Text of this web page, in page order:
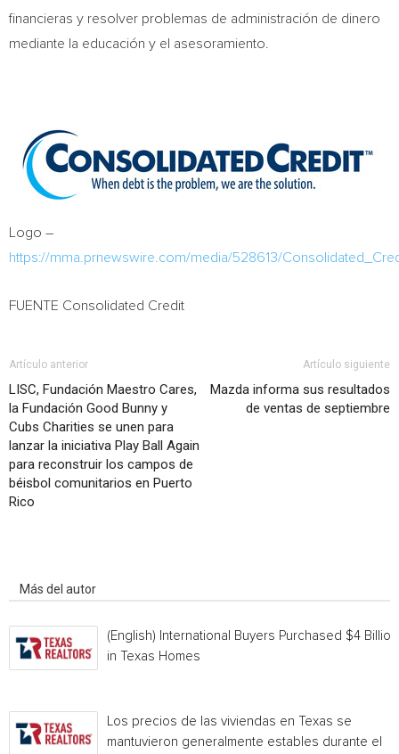
financieras y resolver problemas de administración de dinero
mediante la educación y el asesoramiento.
Logo –
https://mma.prnewswire.com/media/528613/
FUENTE Consolidated Credit
Artículo anterior
LISC, Fundación Maestro Cares,
la Fundación Good Bunny y
Cubs Charities se unen para
lanzar la iniciativa Play Ball Again
para reconstruir los campos de
béisbol comunitarios en Puerto
Rico
Artículo siguiente
Mazda informa sus resultados
de ventas de septiembre
Más del autor
(English) International Buyers Purchased $4 Billion
in Texas Homes
Los precios de las viviendas en Texas se
mantuvieron generalmente estables durante el